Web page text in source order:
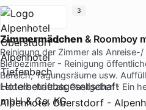
Zimmermädchen& Roomboy
Reinigung der Zimmer als
Bleibezimmer - Reinigung
Bereich, Tagungsräume usw.
Leidenschaft als Gastgeber - Ein
Alpenhotel Oberstdorf -
3